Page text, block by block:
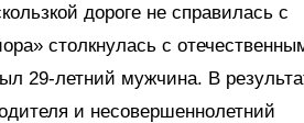
дороге не справилась с
столкнулась с
29-летний мужчина. В
и несовершеннолетний